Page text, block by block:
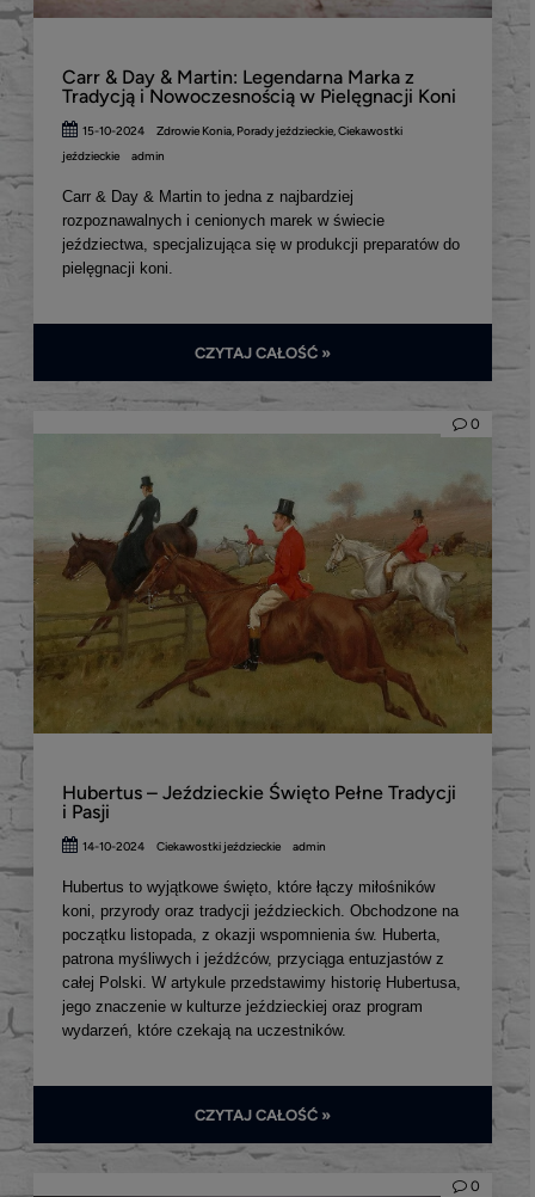
Carr & Day & Martin: Legendarna Marka z
Tradycją i Nowoczesnością w Pielęgnacji Koni
15-10-2024 Zdrowie Konia, Porady jeździeckie,Ciekawostki
jeździeckie
admin
Carr & Day & Martin to jedna z najbardziej
rozpoznawalnych i cenionych marek w świecie
jeździectwa, specjalizująca się w produkcji preparatów do
pielęgnacji koni.
CZYTAJ CAŁOŚĆ »
Hubertus – Jeździeckie Święto Pełne Tradycji
i Pasji
0
14-10-2024 Ciekawostki jeździeckie admin
Hubertus to wyjątkowe święto, które łączy miłośników
koni, przyrody oraz tradycji jeździeckich. Obchodzone na
początku listopada, z okazji wspomnienia św. Huberta,
patrona myśliwych i jeźdźców, przyciąga entuzjastów z
całej Polski. W artykule przedstawimy historię Hubertusa,
jego znaczenie w kulturze jeździeckiej oraz program
wydarzeń, które czekają na uczestników.
CZYTAJ CAŁOŚĆ »
0